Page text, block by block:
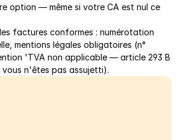
option — même si votre CA est nul ce
factures conformes : numérotation
mentions légales obligatoires (n°
'TVA non applicable — article 293 B
vous n'êtes pas assujetti).